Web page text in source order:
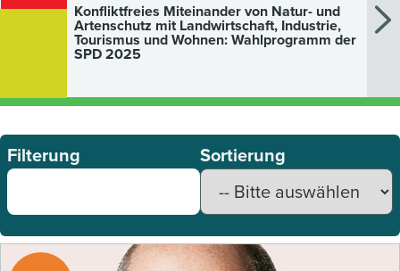
Konfliktfreies Miteinander von Natur- und
Artenschutz mit Landwirtschaft, Industrie,
Tourismus und Wohnen: Wahlprogramm der
SPD 2025
Filterung Sortierung